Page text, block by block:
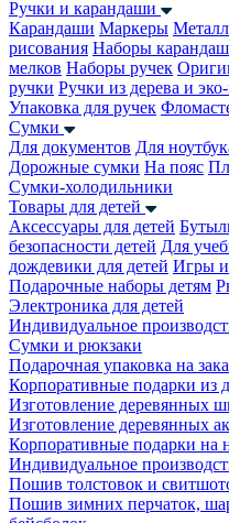
Ручки и карандаши
Карандаши Маркеры
рисования Наборы
мелков Наборы ручек
ручки Ручки из дерева и
Упаковка для ручек
Сумки
Для документов Для
Дорожные сумки На пояс
Сумки-холодильники
Товары для детей
Аксессуары для детей
безопасности детей Для
дождевики для детей Игры
Подарочные наборы детям
Электроника для детей
Индивидуальное
Сумки и рюкзаки
Подарочная упаковка на
Корпоративные подарки из
Изготовление деревянных
Изготовление деревянных
Корпоративные подарки на
Индивидуальное
Пошив толстовок и
Пошив зимних перчаток,